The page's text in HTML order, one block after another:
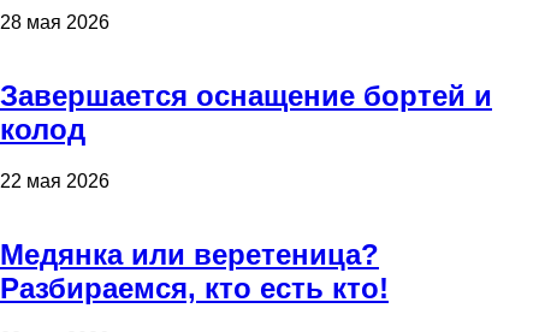
28 мая 2026
Завершается оснащение бортей и
колод
22 мая 2026
Медянка или веретеница?
Разбираемся, кто есть кто!